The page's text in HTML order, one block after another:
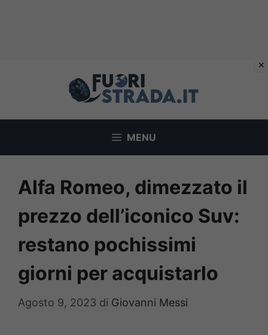
MENU
Alfa Romeo, dimezzato il
prezzo dell’iconico Suv:
restano pochissimi
giorni per acquistarlo
Agosto 9, 2023 di Giovanni Messi